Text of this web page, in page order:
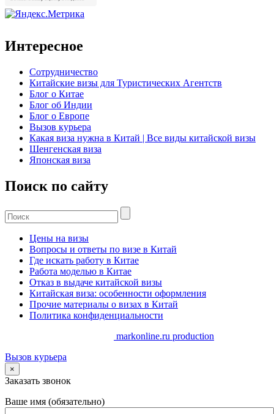
Интересное
Сотрудничество
Китайские визы для Туристических Агентств
Блог о Китае
Блог об Индии
Блог о Европе
Вызов курьера
Какая виза нужна в Китай | Все виды китайской визы
Шенгенская виза
Японская виза
Поиск по сайту
Цены на визы
Вопросы и ответы по визе в Китай
Где искать работу в Китае
Работа моделью в Китае
Отказ в выдаче китайской визы
Китайская виза: особенности оформления
Прочие материалы о визах в Китай
Политика конфиденциальности
markonline.ru production
Вызов курьера
×
Заказать звонок
Ваше имя (обязательно)